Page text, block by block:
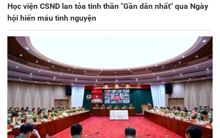
Học viện CSND lan tỏa tinh thần "Gần dân nhất" qua Ngày
hội hiến máu tình nguyện